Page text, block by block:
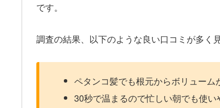
です。
調査の結果、以下のような良い口コミが多く
ペタンコ髪でも根元からボリューム
30秒で温まるので忙しい朝でも使い